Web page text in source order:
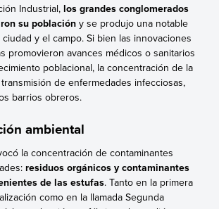
Industrial, los grandes conglomerados
su población y se produjo una notable
y el campo. Si bien las innovaciones
promovieron avances médicos o sanitarios
poblacional, la concentración de la
de enfermedades infecciosas,
barrios obreros.
ambiental
la concentración de contaminantes
residuos orgánicos y contaminantes
de las estufas. Tanto en la primera
como en la llamada Segunda